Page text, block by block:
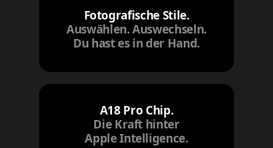
Fotografische Stile.
Auswählen. Auswechseln.
Du hast es in der Hand.
A18 Pro Chip.
Die Kraft hinter
Apple Intelligence.